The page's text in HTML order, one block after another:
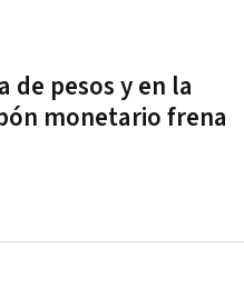
de pesos y en la
monetario frena